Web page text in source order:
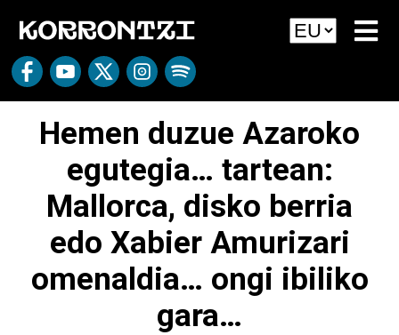
Hemen duzue Azaroko
egutegia… tartean:
Mallorca, disko berria
edo Xabier Amurizari
omenaldia… ongi ibiliko
gara…